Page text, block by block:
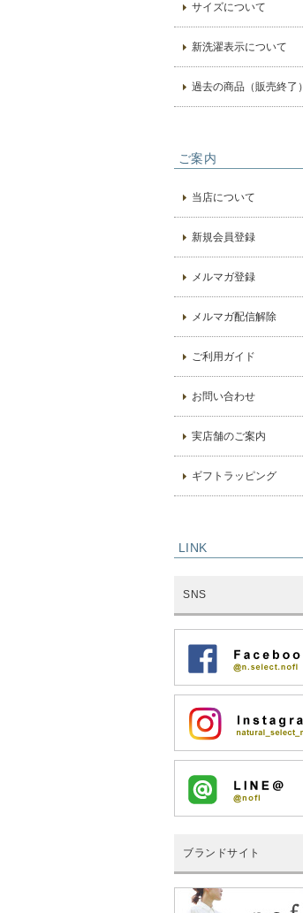
サイズについて
新洗濯表示について
過去の商品（販売終了）
ご案内
当店について
新規会員登録
メルマガ登録
メルマガ配信解除
ご利用ガイド
お問い合わせ
実店舗のご案内
ギフトラッピング
LINK
SNS
ブランドサイト